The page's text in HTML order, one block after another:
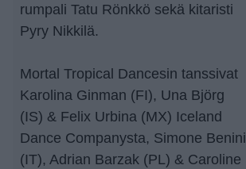
rumpali Tatu Rönkkö sekä kitaristi
Pyry Nikkilä.
Mortal Tropical Dancesin tanssivat
Karolina Ginman (FI), Una Björg
(IS) & Felix Urbina (MX) Iceland
Dance Companysta, Simone Benini
(IT), Adrian Barzak (PL) & Caroline